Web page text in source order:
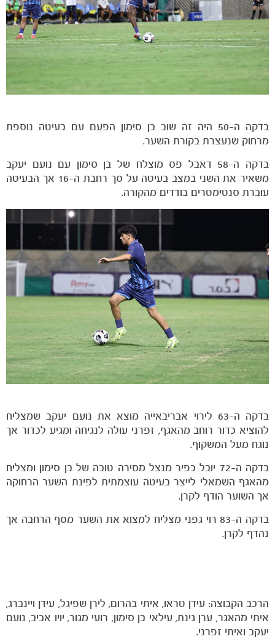
כרטיסים
בדקה ה-50 היה זה שוב בן סימון הפעם עם בעיטה נוספת
מרחוק שנעצרת בקורת השער.
בדקה ה-58 דאבל פס מוצלח של בן סימון עם נועם יעקב
משאיר את השני במצב בעיטה על סך רחבת ה-16 אך הבעיטה
עוברת סנטימטרים בודדים מהקורה.
בדקה ה-63 לירוי אבריבאייה מוצא את נועם יעקב שמצליח
להוציא כדור רוחב מהאגף, זפרני עולה לנגיחה ומגיע לכדור אך
נוגח מעל המשקוף.
בדקה ה-72 יובל כפיר מנצל מסירה טובה של בן סימון ומצליח
מהאגף השמאלי לייצר בעיטה עוצמתית לפינת השער הרחוקה
אך השוער הודף לקרן.
בדקה ה-83 רוי גפני מצליח למצוא את השער מסף הרחבה אך
נהדף לקרן.
הרכב הקבוצה: עידן טראו, איתי בהרום, לירן שפיגל, עידן ויינברג,
איתי מהאגר, ערן גינת, עילאי בן סימון, רועי מגור, יויו אביב, נועם
יעקב ואיתי זפרני.